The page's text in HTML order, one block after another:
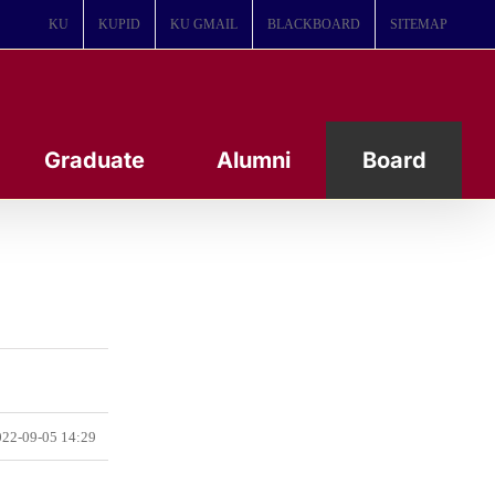
KU KUPID KU GMAIL BLACKBOARD SITEMAP
Graduate Alumni Board
09-05 14:29